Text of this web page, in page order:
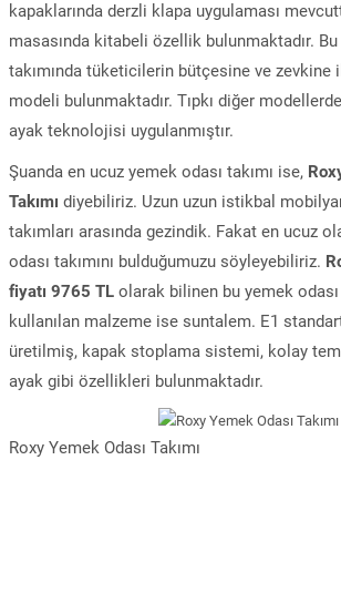
kapaklarında derzli klapa uygulaması
masasında kitabeli özellik bulunmaktadır. Bu
takımında tüketicilerin bütçesine ve zevkine
modeli bulunmaktadır. Tıpkı diğer
ayak teknolojisi uygulanmıştır.
Şuanda en ucuz yemek odası takımı ise,
Takımı diyebiliriz. Uzun uzun istikbal
takımları arasında gezindik. Fakat en ucuz
odası takımını bulduğumuzu söyleyebiliriz.
fiyatı 9765 TL olarak bilinen bu yemek odası
kullanılan malzeme ise suntalem. E1
üretilmiş, kapak stoplama sistemi, kolay
ayak gibi özellikleri bulunmaktadır.
Roxy Yemek Odası Takımı